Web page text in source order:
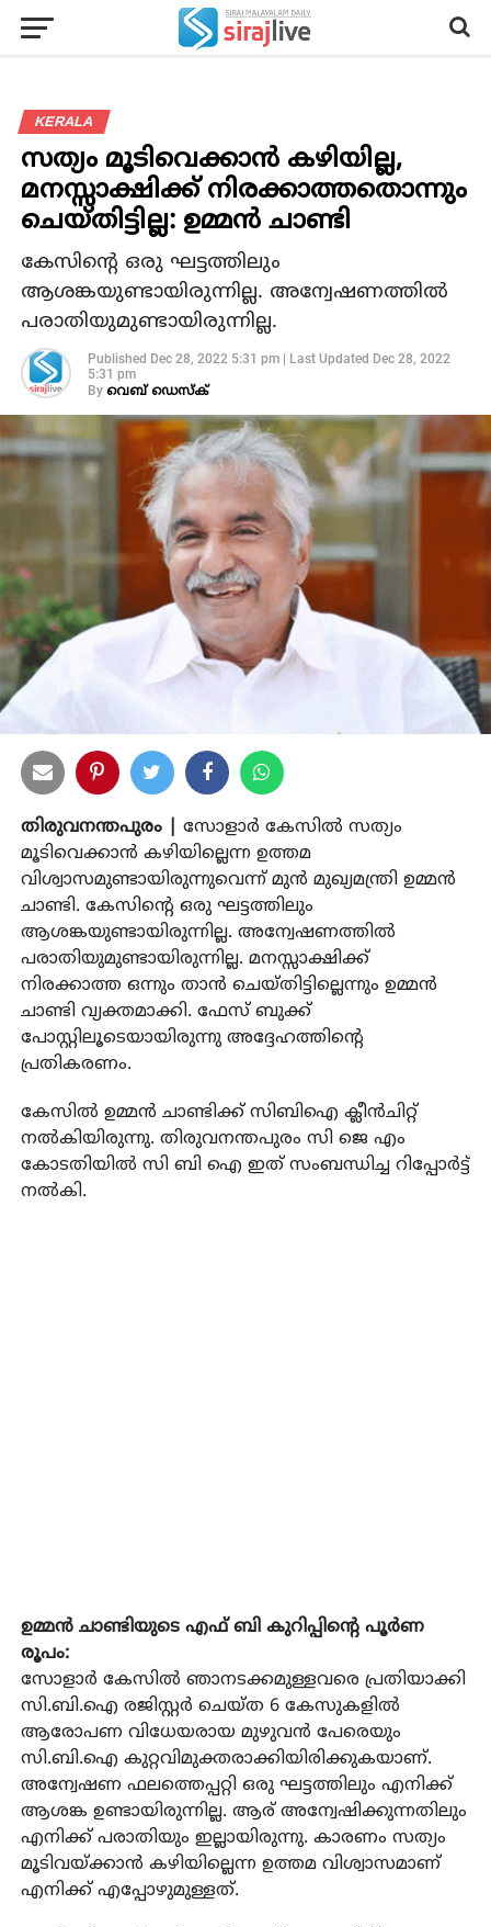
KERALA
സത്യം മൂടിവെക്കാന്‍ കഴിയില്ല,
മനസ്സാക്ഷിക്ക് നിരക്കാത്തതൊന്നും
ചെയ്തിട്ടില്ല: ഉമ്മന്‍ ചാണ്ടി
കേസിന്റെ ഒരു ഘട്ടത്തിലും
ആശങ്കയുണ്ടായിരുന്നില്ല. അന്വേഷണത്തില്‍
പരാതിയുമുണ്ടായിരുന്നില്ല.
Published Dec 28, 2022 5:31 pm| Last Updated Dec 28, 2022
5:31 pm
By വെബ് ഡെസ്‌ക്
തിരുവനന്തപുരം |
സോളാര്‍ കേസില്‍ സത്യം
മൂടിവെക്കാന്‍ കഴിയില്ലെന്ന ഉത്തമ
വിശ്വാസമുണ്ടായിരുന്നുവെന്ന് മുന്‍ മുഖ്യമന്ത്രി ഉമ്മന്‍
ചാണ്ടി. കേസിന്റെ ഒരു ഘട്ടത്തിലും
ആശങ്കയുണ്ടായിരുന്നില്ല. അന്വേഷണത്തില്‍
പരാതിയുമുണ്ടായിരുന്നില്ല. മനസ്സാക്ഷിക്ക്
നിരക്കാത്ത ഒന്നും താന്‍ ചെയ്തിട്ടില്ലെന്നും ഉമ്മന്‍
ചാണ്ടി വ്യക്തമാക്കി. ഫേസ് ബുക്ക്
പോസ്റ്റിലൂടെയായിരുന്നു അദ്ദേഹത്തിന്റെ
പ്രതികരണം.
കേസില്‍ ഉമ്മന്‍ ചാണ്ടിക്ക് സിബിഐ ക്ലീന്‍ചിറ്റ്
നല്‍കിയിരുന്നു. തിരുവനന്തപുരം സി ജെ എം
കോടതിയില്‍ സി ബി ഐ ഇത് സംബന്ധിച്ച റിപ്പോര്‍ട്ട്
നല്‍കി.
ഉമ്മന്‍ ചാണ്ടിയുടെ എഫ് ബി കുറിപ്പിന്റെ പൂര്‍ണ
രൂപം:
സോളാര്‍ കേസില്‍ ഞാനടക്കമുള്ളവരെ പ്രതിയാക്കി
സി.ബി.ഐ രജിസ്റ്റര്‍ ചെയ്ത 6 കേസുകളില്‍
ആരോപണ വിധേയരായ മുഴുവന്‍ പേരെയും
സി.ബി.ഐ കുറ്റവിമുക്തരാക്കിയിരിക്കുകയാണ്.
അന്വേഷണ ഫലത്തെപ്പറ്റി ഒരു ഘട്ടത്തിലും എനിക്ക്
ആശങ്ക ഉണ്ടായിരുന്നില്ല. ആര് അന്വേഷിക്കുന്നതിലും
എനിക്ക് പരാതിയും ഇല്ലായിരുന്നു. കാരണം സത്യം
മൂടിവയ്ക്കാന്‍ കഴിയില്ലെന്ന ഉത്തമ വിശ്വാസമാണ്
എനിക്ക് എപ്പോഴുമുള്ളത്.